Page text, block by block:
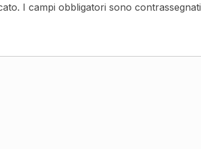
I campi obbligatori sono contrassegnati